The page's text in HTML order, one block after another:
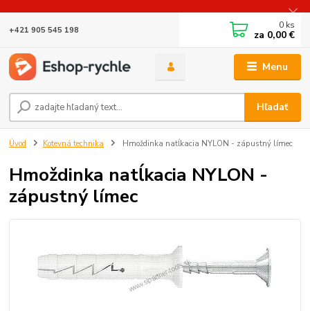
Menu
Hľadať
+421 905 545 198 0 ks
za 0,00 €
Úvod Kotevná technika Hmoždinka natĺkacia NYLON - zápustný límec
Hmoždinka natĺkacia NYLON -
zápustný límec